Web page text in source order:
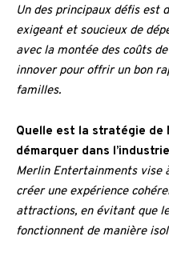
Un des principaux défis est
exigeant et soucieux de
avec la montée des coûts
innover pour offrir un bon
familles.
Quelle est la stratégie de
démarquer dans
Merlin Entertainments vise
créer une expérience
attractions, en évitant que
fonctionnent de manière